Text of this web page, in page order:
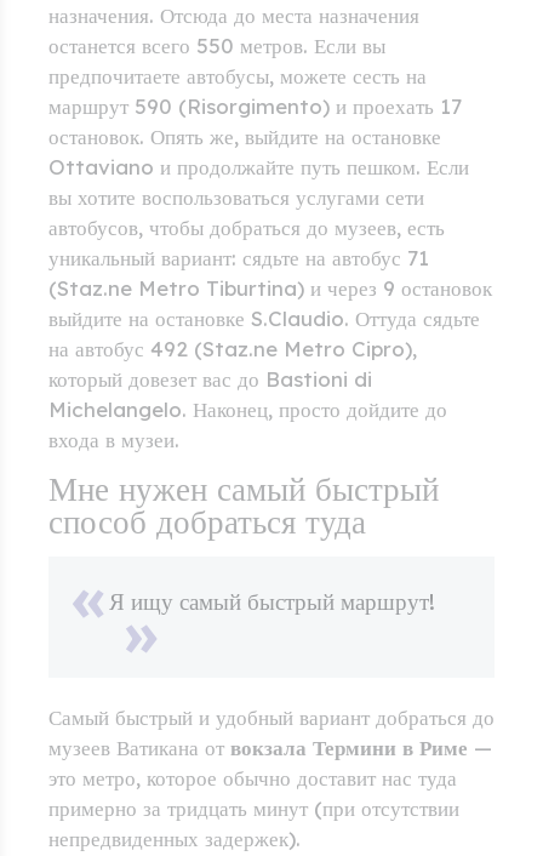
назначения. Отсюда до места назначения
останется всего 550 метров. Если вы
предпочитаете автобусы, можете сесть на
маршрут 590 (Risorgimento) и проехать 17
остановок. Опять же, выйдите на остановке
Ottaviano и продолжайте путь пешком. Если
вы хотите воспользоваться услугами сети
автобусов, чтобы добраться до музеев, есть
уникальный вариант: сядьте на автобус 71
(Staz.ne Metro Tiburtina) и через 9 остановок
выйдите на остановке S.Claudio. Оттуда сядьте
на автобус 492 (Staz.ne Metro Cipro),
который довезет вас до Bastioni di
Michelangelo. Наконец, просто дойдите до
входа в музеи.
Мне нужен самый быстрый
способ добраться туда
Я ищу самый быстрый маршрут!
Самый быстрый и удобный вариант добраться до
музеев Ватикана от вокзала Термини в Риме —
это метро, которое обычно доставит нас туда
примерно за тридцать минут (при отсутствии
непредвиденных задержек).